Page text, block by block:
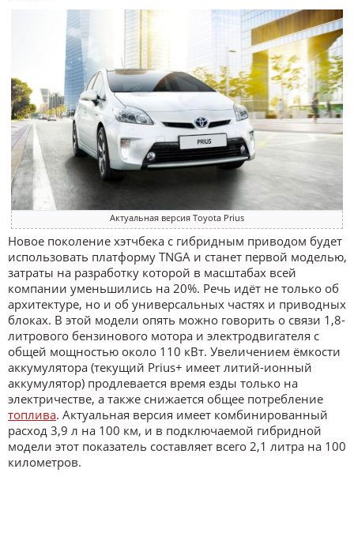
Актуальная версия Toyota Prius
Новое поколение хэтчбека с гибридным приводом будет
использовать платформу TNGA и станет первой моделью,
затраты на разработку которой в масштабах всей
компании уменьшились на 20%. Речь идёт не только об
архитектуре, но и об универсальных частях и приводных
блоках. В этой модели опять можно говорить о связи 1,8-
литрового бензинового мотора и электродвигателя с
общей мощностью около 110 кВт. Увеличением ёмкости
аккумулятора (текущий Prius+ имеет литий-ионный
аккумулятор) продлевается время езды только на
электричестве, а также снижается общее потребление
топлива. Актуальная версия имеет комбинированный
расход 3,9 л на 100 км, и в подключаемой гибридной
модели этот показатель составляет всего 2,1 литра на 100
километров.